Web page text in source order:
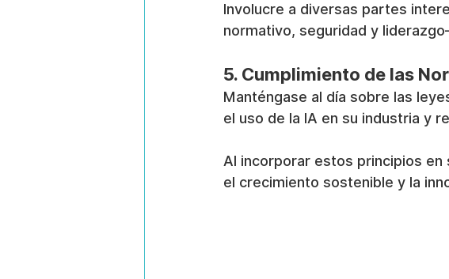
Involucre a diversas partes
normativo, seguridad y
5. Cumplimiento de las
Manténgase al día sobre las
el uso de la IA en su industria y
Al incorporar estos principios en
el crecimiento sostenible y la